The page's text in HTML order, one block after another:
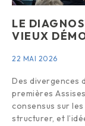
LE
VIEUX
22 MAI 2026
Des divergences
premières
consensus sur
structurer, et